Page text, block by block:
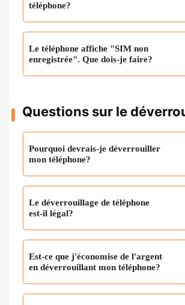
téléphone?
Le téléphone affiche "SIM non
enregistrée". Que dois-je faire?
Questions sur le
Pourquoi devrais-je déverrouiller
mon téléphone?
Le déverrouillage de téléphone
est-il légal?
Est-ce que j'économise de l'argent
en déverrouillant mon téléphone?